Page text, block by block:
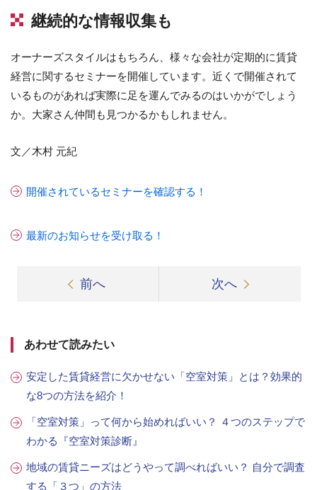
継続的な情報収集も
オーナーズスタイルはもちろん、様々な会社が定期的に賃貸
経営に関するセミナーを開催しています。近くで開催されて
いるものがあれば実際に足を運んでみるのはいかがでしょう
か。大家さん仲間も見つかるかもしれません。
文／木村 元紀
開催されているセミナーを確認する！
最新のお知らせを受け取る！
前へ 次へ
あわせて読みたい
安定した賃貸経営に欠かせない「空室対策」とは？効果的
な8つの方法を紹介！
「空室対策」って何から始めればいい？ ４つのステップで
わかる『空室対策診断』
地域の賃貸ニーズはどうやって調べればいい？ 自分で調査
する「３つ」の方法